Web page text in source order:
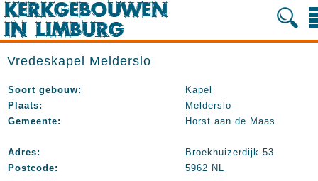
Vredeskapel Melderslo
Soort gebouw:
Kapel
Plaats:
Melderslo
Gemeente:
Horst aan de Maas
Adres:
Broekhuizerdijk 53
Postcode:
5962 NL